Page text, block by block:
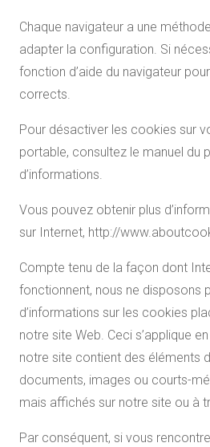
Chaque navigateur a une
adapter la configuration. Si
fonction d’aide du navigateur
corrects.
Pour désactiver les cookies sur
portable, consultez le manuel du
d’informations.
Vous pouvez obtenir plus
sur Internet, http://
Compte tenu de la façon dont
fonctionnent, nous ne disposons
d’informations sur les cookies
notre site Web. Ceci s’applique
notre site contient des éléments
documents, images ou courts-
mais affichés sur notre site ou à
Par conséquent, si vous